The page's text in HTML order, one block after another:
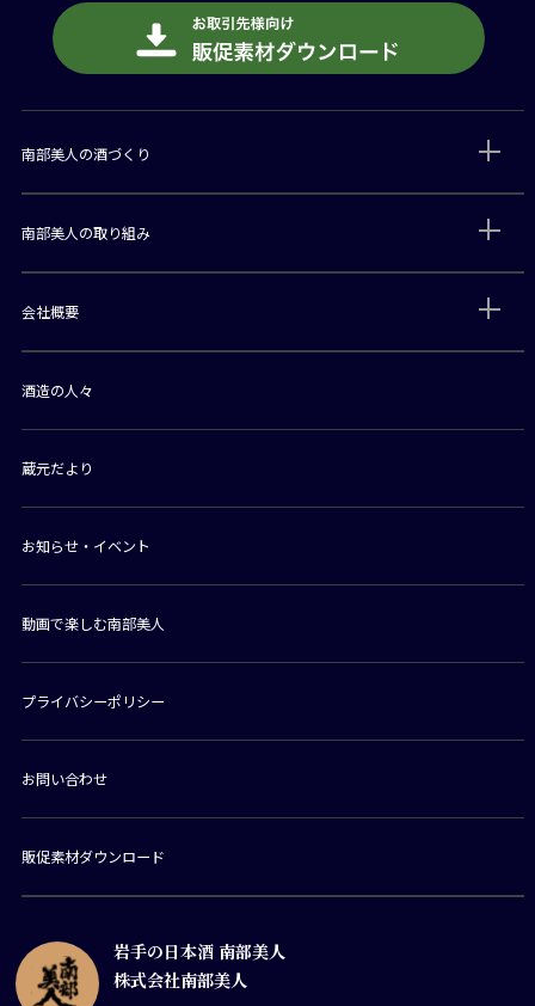
岩手の日本酒 南部美人
株式会社南部美人
南部美人の酒づくり
南部美人の取り組み
会社概要
酒造の人々
蔵元だより
お知らせ・イベント
動画で楽しむ南部美人
プライバシーポリシー
お問い合わせ
販促素材ダウンロード